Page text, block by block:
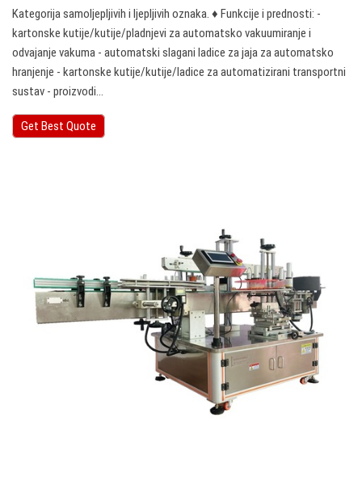
Kategorija samoljepljivih i ljepljivih oznaka. ♦ Funkcije i prednosti: -
kartonske kutije/kutije/pladnjevi za automatsko vakuumiranje i
odvajanje vakuma - automatski slagani ladice za jaja za automatsko
hranjenje - kartonske kutije/kutije/ladice za automatizirani transportni
sustav - proizvodi…
Get Best Quote